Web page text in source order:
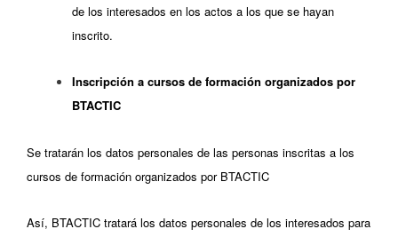
de los interesados en los actos a los que se hayan
inscrito.
Inscripción a cursos de formación organizados por
BTACTIC
Se tratarán los datos personales de las personas inscritas a los
cursos de formación organizados por BTACTIC
Así, BTACTIC tratará los datos personales de los interesados para